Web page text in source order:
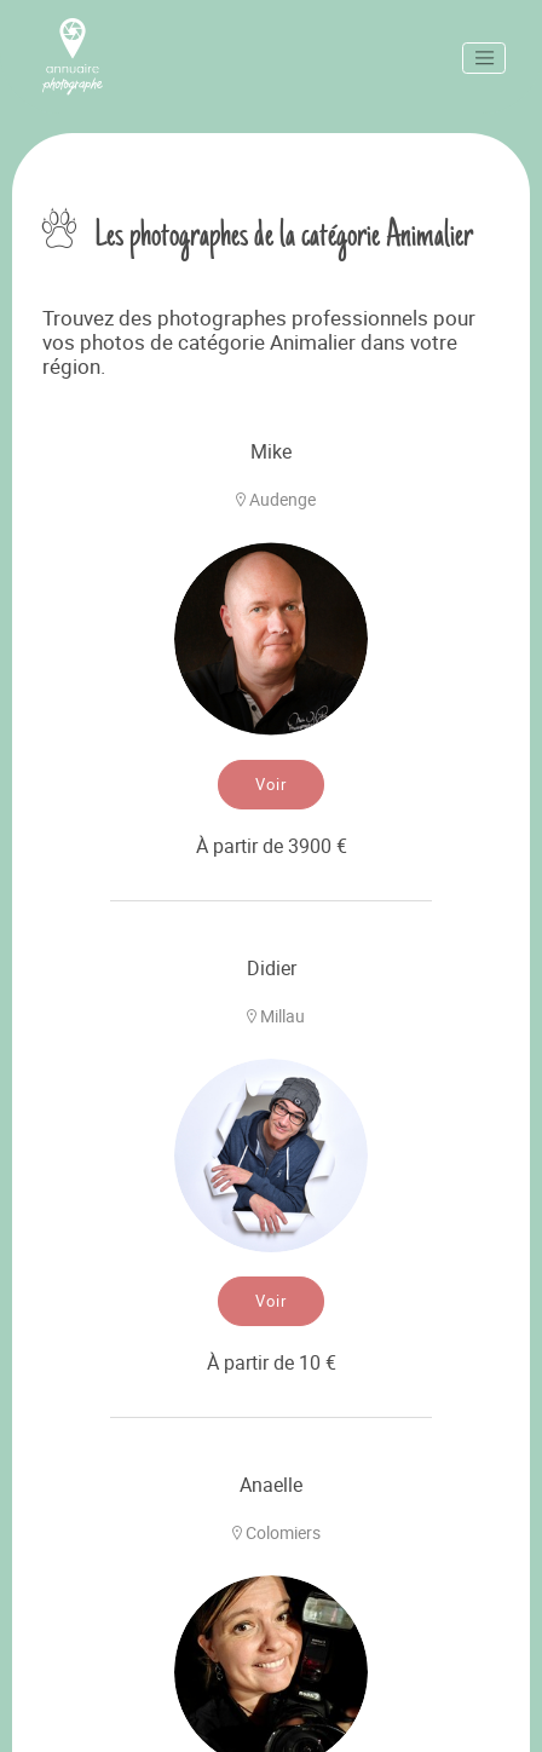
Les photographes de la catégorie Animalier
Trouvez des photographes professionnels pour
vos photos de catégorie Animalier dans votre
région.
Mike
Audenge
Voir
À partir de 3900 €
Didier
Millau
Voir
À partir de 10 €
Anaelle
Colomiers